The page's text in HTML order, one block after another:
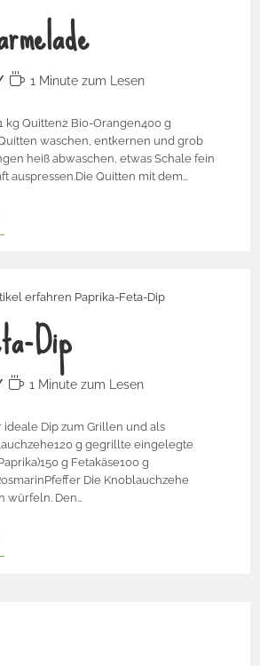
1 Minute zum Lesen
kg Quitten2 Bio-Orangen400 g
waschen, entkernen und grob
heiß abwaschen, etwas Schale fein
auspressen.Die Quitten mit dem…
Dip
1 Minute zum Lesen
ideale Dip zum Grillen und als
g gegrillte eingelegte
g Fetakäse100 g
Die Knoblauchzehe
würfeln. Den…